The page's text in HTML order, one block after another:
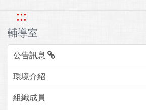
:::
輔導室
公告訊息
環境介紹
組織成員